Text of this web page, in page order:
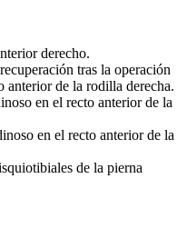
derecho.
tras la operación
anterior de la rodilla derecha.
en el recto anterior de la
en el recto anterior de la
de la pierna